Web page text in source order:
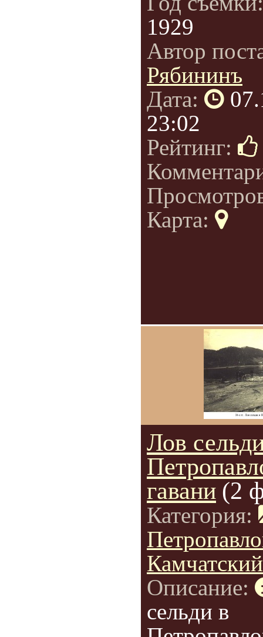
1929
Автор
Рябининъ
Дата:
23:02
Рейтинг:
Карта:
Лов
гавани (2
Категория:
Камчатский
Описание:
сельди в